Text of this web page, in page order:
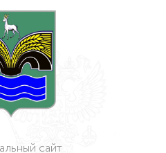
сайт